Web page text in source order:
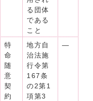
る団体
である
こと
特
命
随
意
契
約
地方自
治法施
行令第
167条
の2第1
項第3
―